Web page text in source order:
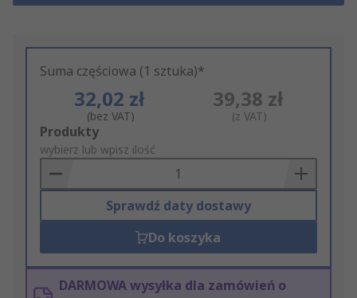
Suma częściowa (1 sztuka)*
32,02 zł
(bez VAT)
39,38 zł
(z VAT)
Add
to
Basket
Produkty
wybierz lub wpisz ilość
Sprawdź daty dostawy
Do koszyka
DARMOWA wysyłka dla zamówień o